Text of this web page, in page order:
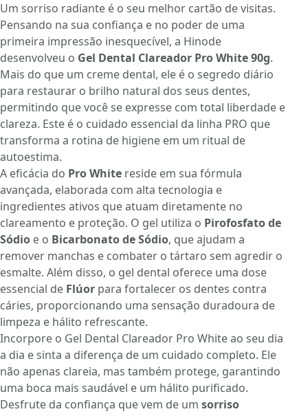
Um sorriso radiante é o seu melhor cartão de visitas.
Pensando na sua confiança e no poder de uma
primeira impressão inesquecível, a Hinode
desenvolveu o Gel Dental Clareador Pro White 90g.
Mais do que um creme dental, ele é o segredo diário
para restaurar o brilho natural dos seus dentes,
permitindo que você se expresse com total liberdade e
clareza. Este é o cuidado essencial da linha PRO que
transforma a rotina de higiene em um ritual de
autoestima.
A eficácia do Pro White reside em sua fórmula
avançada, elaborada com alta tecnologia e
ingredientes ativos que atuam diretamente no
clareamento e proteção. O gel utiliza o Pirofosfato de
Sódio e o Bicarbonato de Sódio, que ajudam a
remover manchas e combater o tártaro sem agredir o
esmalte. Além disso, o gel dental oferece uma dose
essencial de Flúor para fortalecer os dentes contra
cáries, proporcionando uma sensação duradoura de
limpeza e hálito refrescante.
Incorpore o Gel Dental Clareador Pro White ao seu dia
a dia e sinta a diferença de um cuidado completo. Ele
não apenas clareia, mas também protege, garantindo
uma boca mais saudável e um hálito purificado.
Desfrute da confiança que vem de um sorriso